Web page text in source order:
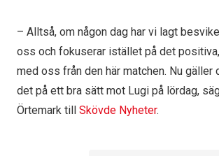
– Alltså, om någon dag har vi lagt
oss och fokuserar istället på det
med oss från den här matchen. Nu gäller
det på ett bra sätt mot Lugi på lördag,
Örtemark till Skövde Nyheter.